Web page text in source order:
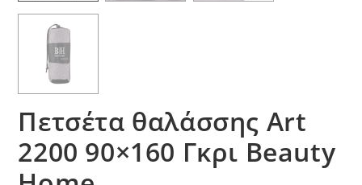
Πετσέτα θαλάσσης Art
2200 90×160 Γκρι Beauty